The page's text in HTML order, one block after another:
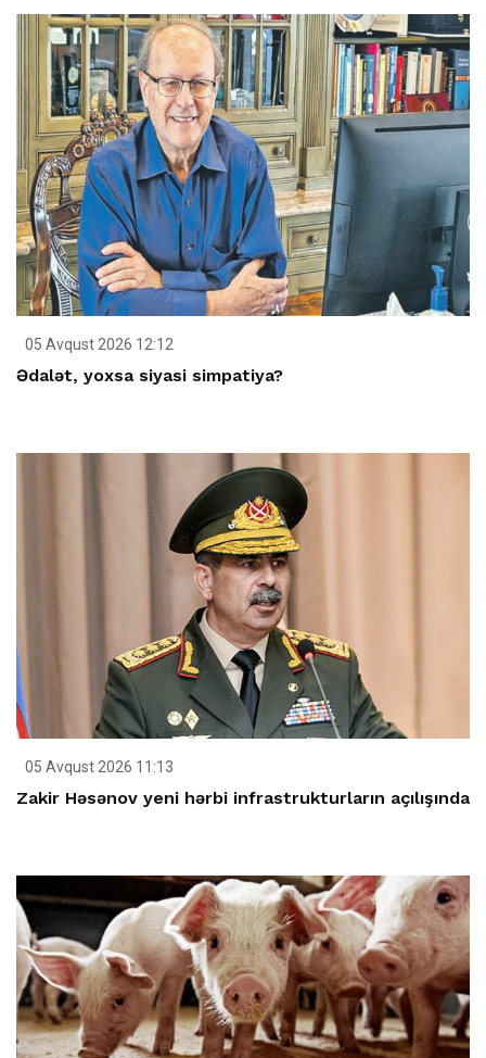
05 Avqust 2026 12:12
Ədalət, yoxsa siyasi simpatiya?
05 Avqust 2026 11:13
Zakir Həsənov yeni hərbi infrastrukturların açılışında